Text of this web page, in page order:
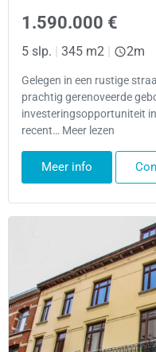
1.590.000 €
5 slp. | 345 m2 | 2m
Gelegen in een rustige
prachtig gerenoveerde
investeringsopportuniteit
recent… Meer lezen
Meer info